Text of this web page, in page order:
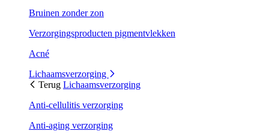
Bruinen zonder zon
Verzorgingsproducten pigmentvlekken
Acné
Lichaamsverzorging
Terug Lichaamsverzorging
Anti-cellulitis verzorging
Anti-aging verzorging